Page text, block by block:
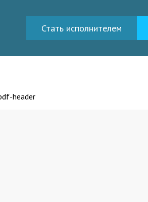
Стать исполнителем
header